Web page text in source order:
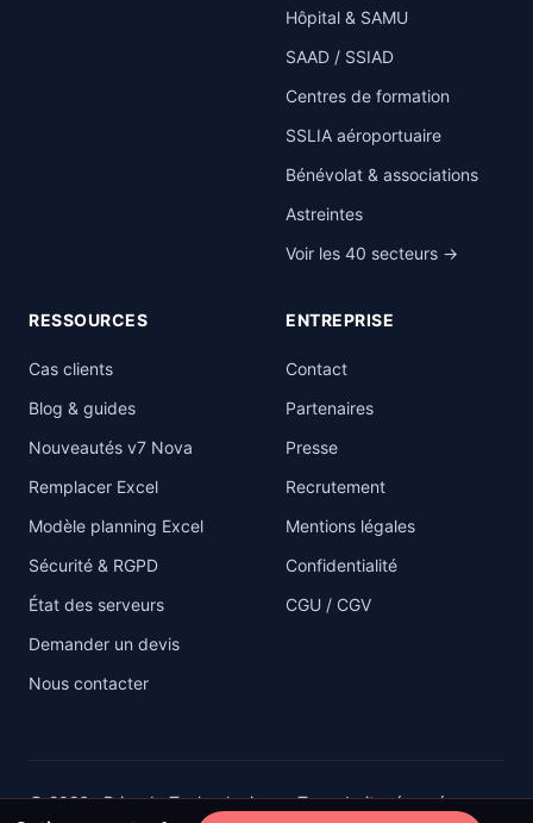
Hôpital & SAMU
SAAD / SSIAD
Centres de formation
SSLIA aéroportuaire
Bénévolat & associations
Astreintes
Voir les 40 secteurs →
RESSOURCES
Cas clients
Blog & guides
Nouveautés v7 Nova
Remplacer Excel
Modèle planning Excel
Sécurité & RGPD
État des serveurs
Demander un devis
Nous contacter
ENTREPRISE
Contact
Partenaires
Presse
Recrutement
Mentions légales
Confidentialité
CGU / CGV
© 2026 eBrigade Technologies — Tous droits réservés